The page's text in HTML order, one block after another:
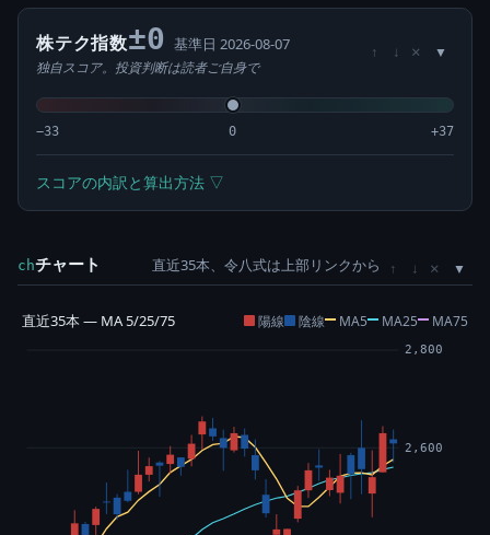
株テク指数±0 基準日 2026-08-07
独自スコア。投資判断は読者ご自身で
↑ ↓ ×
−33 0 +37
スコアの内訳と算出方法 ▽
chチャート 直近35本、令八式は上部リンクから ↑ ↓ ×
直近35本 — MA 5/25/75 陽線 陰線 MA5 MA25 MA75
2,600
2,800